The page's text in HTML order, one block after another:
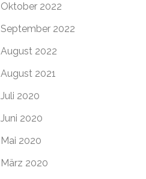
Oktober 2022
September 2022
August 2022
August 2021
Juli 2020
Juni 2020
Mai 2020
März 2020